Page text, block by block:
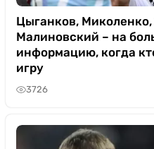
Цыганков,
Малиновский – на
информацию, когда
игру
3726